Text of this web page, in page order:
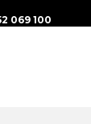
069 100